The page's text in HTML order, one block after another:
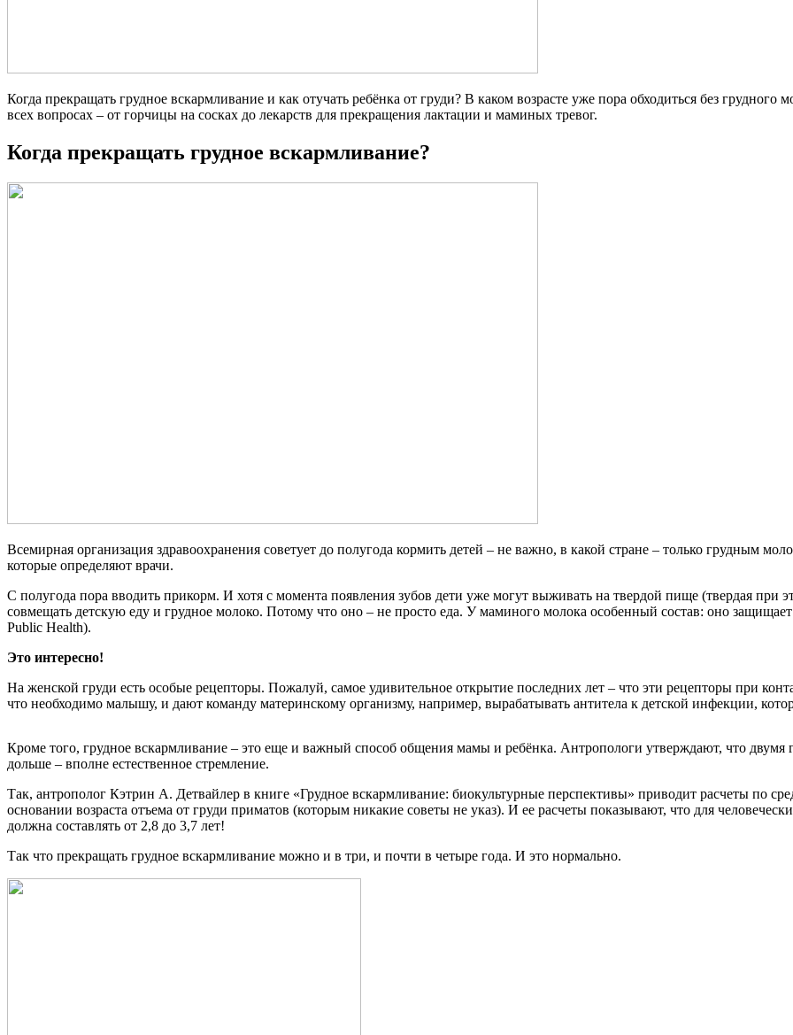
Когда прекращать грудное вскармливание и как отучать ребёнка от груди? В каком возрасте уже пора обходиться без грудного
всех вопросах – от горчицы на сосках до лекарств для прекращения лактации и маминых тревог.
Когда прекращать грудное вскармливание?
Всемирная организация здравоохранения советует до полугода кормить детей – не важно, в какой стране – только грудным
которые определяют врачи.
С полугода пора вводить прикорм. И хотя с момента появления зубов дети уже могут выживать на твердой пище (твердая при
совмещать детскую еду и грудное молоко. Потому что оно – не просто еда. У маминого молока особенный состав: оно
Public Health).
Это интересно!
На женской груди есть особые рецепторы. Пожалуй, самое удивительное открытие последних лет – что эти рецепторы при
что необходимо малышу, и дают команду материнскому организму, например, вырабатывать антитела к детской инфекции,
Кроме того, грудное вскармливание – это еще и важный способ общения мамы и ребёнка. Антропологи утверждают, что
дольше – вполне естественное стремление.
Так, антрополог Кэтрин А. Детвайлер в книге «Грудное вскармливание: биокультурные перспективы» приводит расчеты по
основании возраста отъема от груди приматов (которым никакие советы не указ). И ее расчеты показывают, что для
должна составлять от 2,8 до 3,7 лет!
Так что прекращать грудное вскармливание можно и в три, и почти в четыре года. И это нормально.